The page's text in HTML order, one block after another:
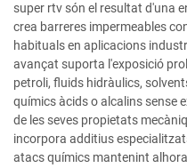
super rtv són el resultat d'una
crea barreres impermeables
habituals en aplicacions
avançat suporta l'exposició
petroli, fluids hidràulics,
químics àcids o alcalins sense
de les seves propietats
incorpora additius
atacs químics mantenint